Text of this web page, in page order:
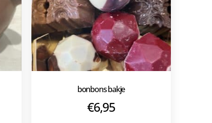
bonbons bakje
€6,95